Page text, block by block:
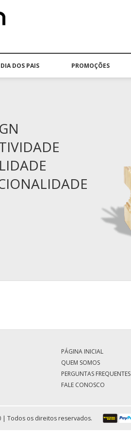
DIA DOS PAIS PROMOÇÕES
PÁGINA INICIAL
QUEM SOMOS
PERGUNTAS FREQUENTES
FALE CONOSCO
| Todos os direitos reservados.